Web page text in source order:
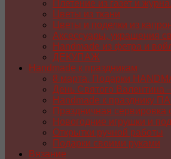
Плетение из газет и
Цветы из ткани
Цветы и поделки из
Аксессуары, украшения
Handmade из фетра и
ДЕКУПАЖ
Handmade к праздникам
8 марта. Подарки
День Святого Валентина
Handmade к празднику
Праздничная сервировка
Новогодние игрушки и
Открытки ручной работы
Подарки своими руками
Вязание